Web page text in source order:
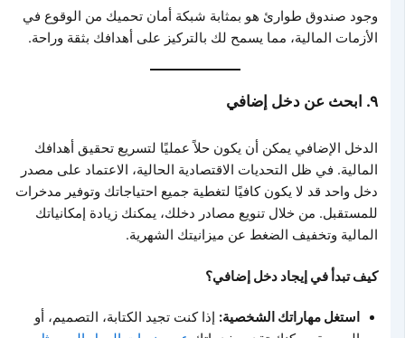
وجود صندوق طوارئ هو بمثابة شبكة أمان تحميك من الوقوع في
الأزمات المالية، مما يسمح لك بالتركيز على أهدافك بثقة وراحة.
٩. ابحث عن دخل إضافي
الدخل الإضافي يمكن أن يكون حلاً عمليًا لتسريع تحقيق أهدافك
المالية. في ظل التحديات الاقتصادية الحالية، الاعتماد على مصدر
دخل واحد قد لا يكون كافيًا لتغطية جميع احتياجاتك وتوفير مدخرات
للمستقبل. من خلال تنويع مصادر دخلك، يمكنك زيادة إمكانياتك
المالية وتخفيف الضغط عن ميزانيتك الشهرية.
كيف تبدأ في إيجاد دخل إضافي؟
استغل مهاراتك الشخصية:إذا كنت تجيد الكتابة، التصميم، أو